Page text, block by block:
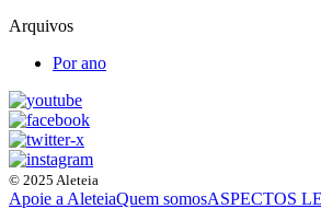
Arquivos
Por ano
© 2025 Aleteia
Apoie a AleteiaQuem somosASPECTOS